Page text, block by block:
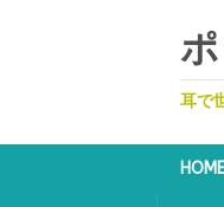
耳で
HOME